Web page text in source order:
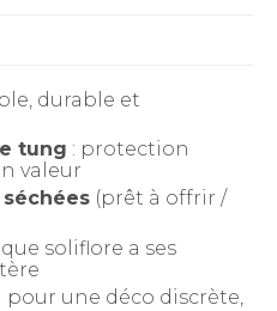
durable et
tung : protection
valeur
(prêt à offrir /
soliflore a ses
pour une déco discrète,